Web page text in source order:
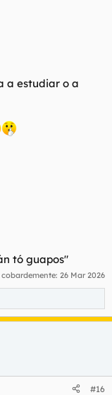
a estudiar o a
tó guapos"
26 Mar 2026
#16